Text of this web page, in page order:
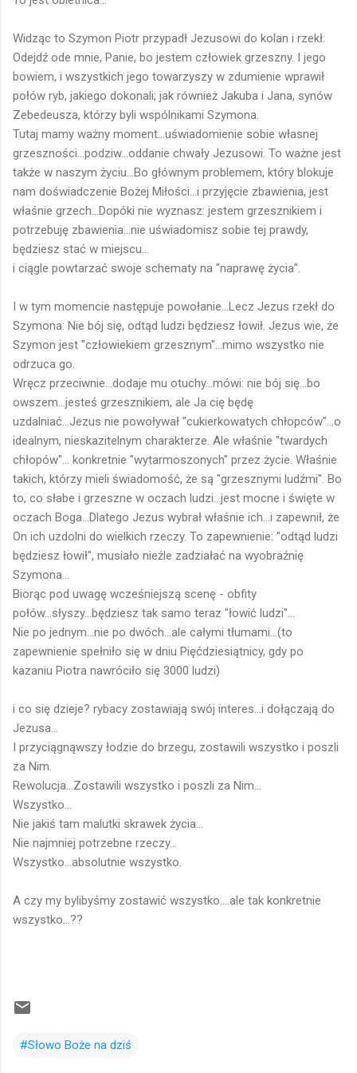
Widząc to Szymon Piotr przypadł Jezusowi do kolan i rzekł:
Odejdź ode mnie, Panie, bo jestem człowiek grzeszny. I jego
bowiem, i wszystkich jego towarzyszy w zdumienie wprawił
połów ryb, jakiego dokonali; jak również Jakuba i Jana, synów
Zebedeusza, którzy byli wspólnikami Szymona.
Tutaj mamy ważny moment...uświadomienie sobie własnej
grzeszności...podziw...oddanie chwały Jezusowi. To ważne jest
także w naszym życiu...Bo głównym problemem, który blokuje
nam doświadczenie Bożej Miłości...i przyjęcie zbawienia, jest
właśnie grzech...Dopóki nie wyznasz: jestem grzesznikiem i
potrzebuję zbawienia...nie uświadomisz sobie tej prawdy,
będziesz stać w miejscu...
i ciągle powtarzać swoje schematy na "naprawę życia".
I w tym momencie następuje powołanie...Lecz Jezus rzekł do
Szymona: Nie bój się, odtąd ludzi będziesz łowił. Jezus wie, że
Szymon jest "człowiekiem grzesznym"...mimo wszystko nie
odrzuca go.
Wręcz przeciwnie...dodaje mu otuchy...mówi: nie bój się...bo
owszem...jesteś grzesznikiem, ale Ja cię będę
uzdalniać...Jezus nie powoływał "cukierkowatych chłopców"...o
idealnym, nieskazitelnym charakterze. Ale właśnie "twardych
chłopów"... konkretnie "wytarmoszonych" przez życie. Właśnie
takich, którzy mieli świadomość, że są "grzesznymi ludźmi". Bo
to, co słabe i grzeszne w oczach ludzi...jest mocne i święte w
oczach Boga...Dlatego Jezus wybrał właśnie ich...i zapewnił, że
On ich uzdolni do wielkich rzeczy. To zapewnienie: "odtąd ludzi
będziesz łowił", musiało nieźle zadziałać na wyobraźnię
Szymona...
Biorąc pod uwagę wcześniejszą scenę - obfity
połów...słyszy...będziesz tak samo teraz "łowić ludzi"...
Nie po jednym...nie po dwóch...ale całymi tłumami...(to
zapewnienie spełniło się w dniu Pięćdziesiątnicy, gdy po
kazaniu Piotra nawróciło się 3000 ludzi)
i co się dzieje? rybacy zostawiają swój interes...i dołączają do
Jezusa...
I przyciągnąwszy łodzie do brzegu, zostawili wszystko i poszli
za Nim.
Rewolucja...Zostawili wszystko i poszli za Nim...
Wszystko...
Nie jakiś tam malutki skrawek życia...
Nie najmniej potrzebne rzeczy...
Wszystko...absolutnie wszystko.
A czy my bylibyśmy zostawić wszystko....ale tak konkretnie
wszystko...??
#Słowo Boże na dziś